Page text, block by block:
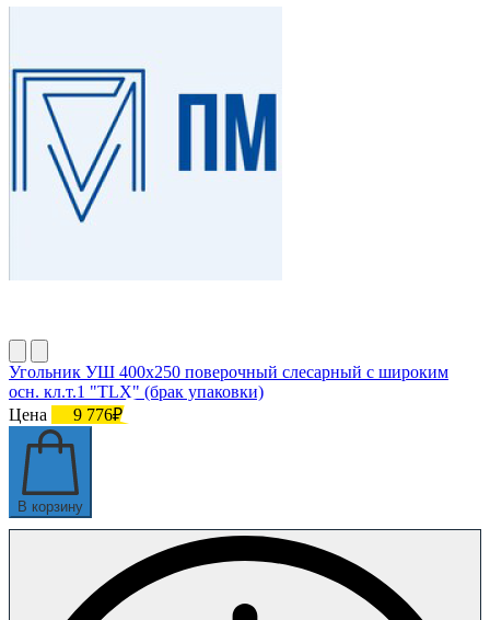
Угольник УШ 400х250 поверочный слесарный с широким
осн. кл.т.1 "TLX" (брак упаковки)
Цена
9 776₽
В корзину